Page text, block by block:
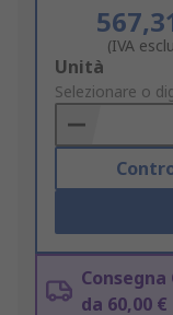
(IVA
Add
to
Basket
Unità
Selezionare o
da 60,00 €